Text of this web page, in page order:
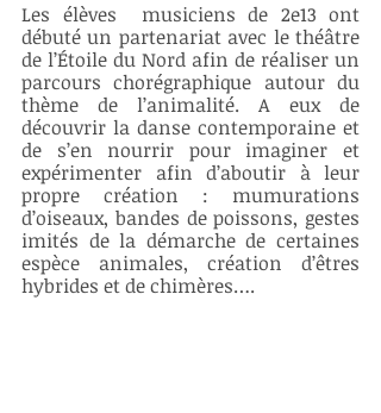
Les élèves  musiciens de 2e13 ont
débuté un partenariat avec le théâtre
de l’Étoile du Nord afin de réaliser un
parcours chorégraphique autour du
thème de l’animalité. A eux de
découvrir la danse contemporaine et
de s’en nourrir pour imaginer et
expérimenter afin d’aboutir à leur
propre création : mumurations
d’oiseaux, bandes de poissons, gestes
imités de la démarche de certaines
espèce animales, création d’êtres
hybrides et de chimères….